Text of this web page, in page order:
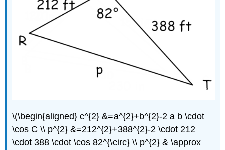
\(\begin{aligned} c^{2} &=a^{2}+b^{2}-2 a b \cdot
\cos C \\ p^{2} &=212^{2}+388^{2}-2 \cdot 212
\cdot 388 \cdot \cos 82^{\circ} \\ p^{2} & \approx